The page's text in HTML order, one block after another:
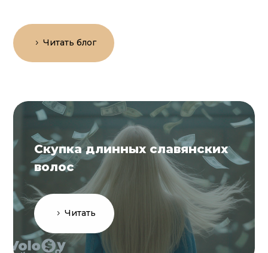
Читать блог
Скупка длинных славянских
волос
Читать